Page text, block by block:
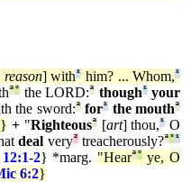
reason] with¹ him? ... Whom,¹
ª° the LORD:ª though¹your
the sword:ª for¹ the mouthª
} + "Righteousª[art] thou,¹ O
deal very²treacherously?ª°¹
-2} *marg. "Hearª°ye, O
6:2}